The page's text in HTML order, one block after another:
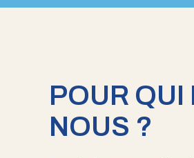
POUR
NOUS ?